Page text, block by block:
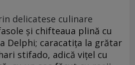
delicatese culinare
şi chifteaua plină cu
Delphi; caracatiţa la grătar
stifado, adică viţel cu